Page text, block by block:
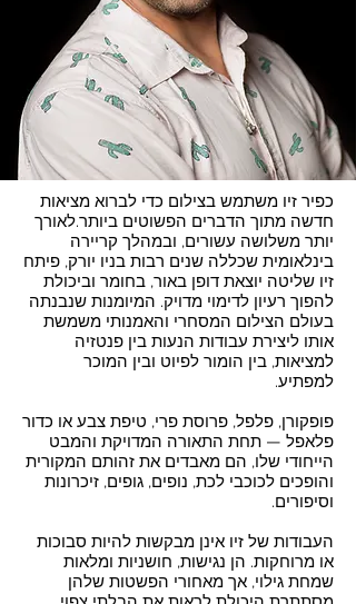
כפיר זיו משתמש בצילום כדי לברוא מציאות
חדשה מתוך הדברים הפשוטים ביותר.לאורך
יותר משלושה עשורים, ובמהלך קריירה
בינלאומית שכללה שנים רבות בניו יורק, פיתח
זיו שליטה יוצאת דופן באור, בחומר וביכולת
להפוך רעיון לדימוי מדויק. המיומנות שנבנתה
בעולם הצילום המסחרי והאמנותי משמשת
אותו ליצירת עבודות הנעות בין פנטזיה
למציאות, בין הומור לפיוט ובין המוכר
למפתיע.
פופקורן, פלפל, פרוסת פרי, טיפת צבע או כדור
פלאפל — תחת התאורה המדויקת והמבט
הייחודי שלו, הם מאבדים את זהותם המקורית
והופכים לכוכבי לכת, נופים, גופים, זיכרונות
וסיפורים.
העבודות של זיו אינן מבקשות להיות סבוכות
או מרוחקות. הן נגישות, חושניות ומלאות
שמחת גילוי, אך מאחורי הפשטות שלהן